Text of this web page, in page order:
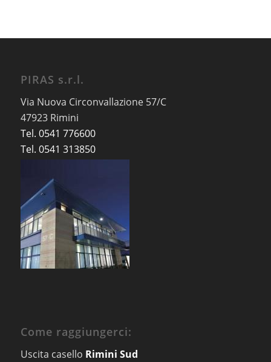
PIRAS s.r.l.
Via Nuova Circonvallazione 57/C
47923 Rimini
Tel. 0541 776600
Tel. 0541 313850
Come raggiungerci:
Uscita casello Rimini Sud